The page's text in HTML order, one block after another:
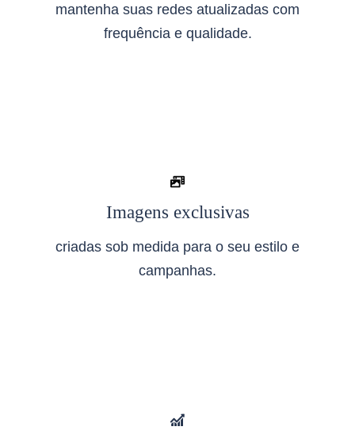
mantenha suas redes atualizadas com
frequência e qualidade.
Imagens exclusivas
criadas sob medida para o seu estilo e
campanhas.